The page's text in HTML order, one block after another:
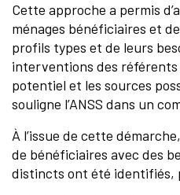
Cette approche a permis
ménages bénéficiaires et
profils types et de leurs
interventions des référents
potentiel et les sources
souligne l’ANSS dans un
À l’issue de cette
de bénéficiaires avec des
distincts ont été identifiés,